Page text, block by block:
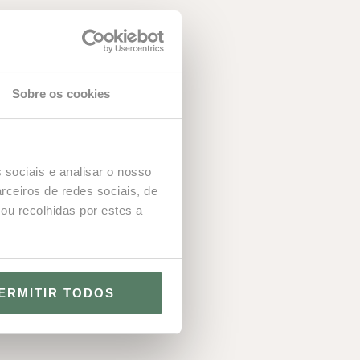
Sobre os cookies
sociais e analisar o nosso
de redes sociais, de
recolhidas por estes a
TODOS
mundo.
range e à
simples e
aplicação
membro e